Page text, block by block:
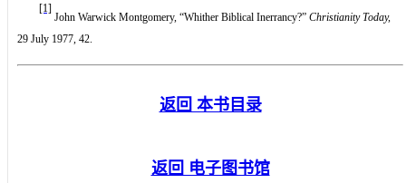
[1]
John Warwick Montgomery, “Whither Biblical Inerrancy?” Christianity Today,
29 July 1977, 42.
返回 本书目录
返回 电子图书馆